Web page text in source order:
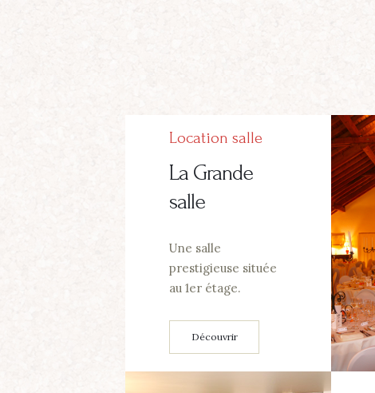
Location salle
La Grande
salle
Une salle
prestigieuse située
au 1er étage.
Découvrir